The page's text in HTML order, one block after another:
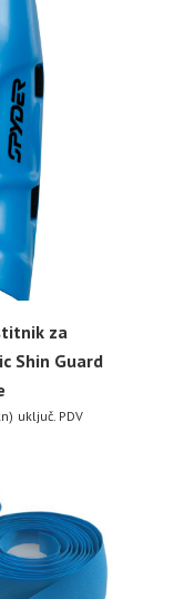
za
Shin Guard
uključ. PDV